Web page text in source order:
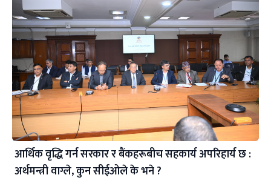
आर्थिक वृद्धि गर्न सरकार र बैंकहरूबीच सहकार्य अपरिहार्य छ :
अर्थमन्त्री वाग्ले, कुन सीईओले के भने ?